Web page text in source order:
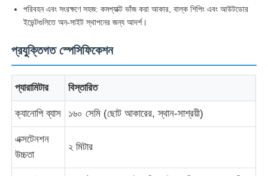
প্রচারমূলক ছাতা
বায়ুরোধী ছাতা
স্বয়ংক্রিয়ভাবে খোলা ছাতা
বিপরীতমুখী ছাতা
কাঠের হ্যান্ডেলের ছাতা
পরিবহন এবং সংরক্ষণে সহজ: কমপ্যাক্ট ভাঁজ করা আকার, বাল্ক শিপিং এবং আউটডোর
ইভেন্টগুলিতে অন-সাইট স্থাপনের জন্য আদর্শ।
প্রযুক্তিগত স্পেসিফিকেশন
প্যারামিটার বিস্তারিত
ক্যানোপি ব্যাস ১৬০ সেমি (ছোট আকারের, স্থান-সাশ্রয়ী)
এক্সটেনশন
উচ্চতা
২ মিটার